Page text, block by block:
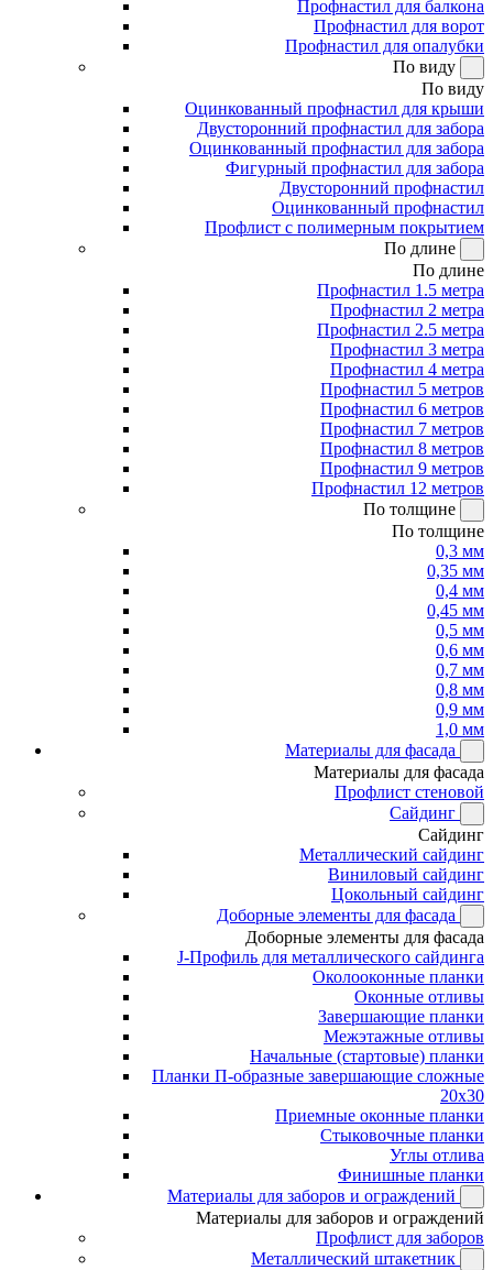
Профнастил для балкона
Профнастил для ворот
Профнастил для опалубки
По виду
По виду
Оцинкованный профнастил для крыши
Двусторонний профнастил для забора
Оцинкованный профнастил для забора
Фигурный профнастил для забора
Двусторонний профнастил
Оцинкованный профнастил
Профлист с полимерным покрытием
По длине
По длине
Профнастил 1.5 метра
Профнастил 2 метра
Профнастил 2.5 метра
Профнастил 3 метра
Профнастил 4 метра
Профнастил 5 метров
Профнастил 6 метров
Профнастил 7 метров
Профнастил 8 метров
Профнастил 9 метров
Профнастил 12 метров
По толщине
По толщине
0,3 мм
0,35 мм
0,4 мм
0,45 мм
0,5 мм
0,6 мм
0,7 мм
0,8 мм
0,9 мм
1,0 мм
Материалы для фасада
Материалы для фасада
Профлист стеновой
Сайдинг
Сайдинг
Металлический сайдинг
Виниловый сайдинг
Цокольный сайдинг
Доборные элементы для фасада
Доборные элементы для фасада
J-Профиль для металлического сайдинга
Околооконные планки
Оконные отливы
Завершающие планки
Межэтажные отливы
Начальные (стартовые) планки
Планки П-образные завершающие сложные
20x30
Приемные оконные планки
Стыковочные планки
Углы отлива
Финишные планки
Материалы для заборов и ограждений
Материалы для заборов и ограждений
Профлист для заборов
Металлический штакетник